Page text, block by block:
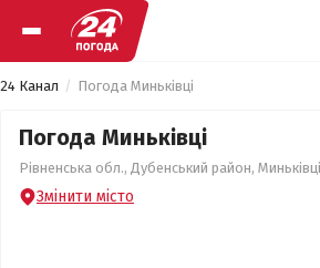
24 Канал Погода Миньківці
Погода Миньківці
Рівненська обл., Дубенський район,
Змінити місто